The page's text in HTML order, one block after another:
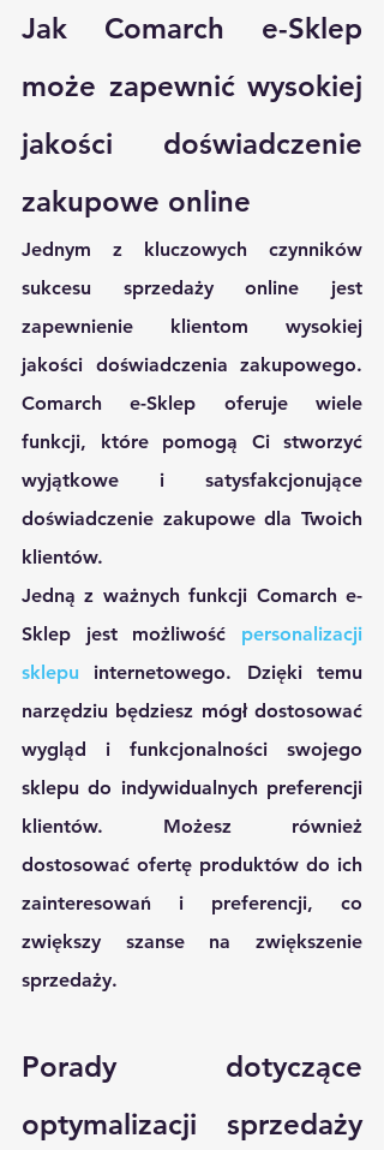
Jak Comarch e-Sklep
może zapewnić wysokiej
jakości doświadczenie
zakupowe online
Jednym z kluczowych czynników
sukcesu sprzedaży online jest
zapewnienie klientom wysokiej
jakości doświadczenia zakupowego.
Comarch e-Sklep oferuje wiele
funkcji, które pomogą Ci stworzyć
wyjątkowe i satysfakcjonujące
doświadczenie zakupowe dla Twoich
klientów.
Jedną z ważnych funkcji Comarch e-
Sklep jest możliwość personalizacji
sklepu internetowego. Dzięki temu
narzędziu będziesz mógł dostosować
wygląd i funkcjonalności swojego
sklepu do indywidualnych preferencji
klientów. Możesz również
dostosować ofertę produktów do ich
zainteresowań i preferencji, co
zwiększy szanse na zwiększenie
sprzedaży.
Porady dotyczące
optymalizacji sprzedaży